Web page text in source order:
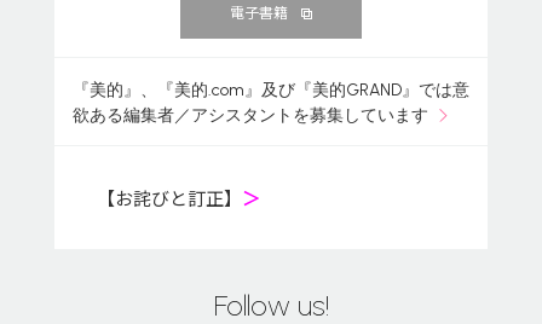
電子書籍
『美的』、『美的.com』及び『美的GRAND』では意
欲ある編集者／アシスタントを募集しています
【お詫びと訂正】 ＞
Follow us!